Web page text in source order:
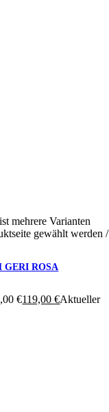
mehrere Varianten
gewählt werden/
GERI ROSA
€119,00€Aktueller